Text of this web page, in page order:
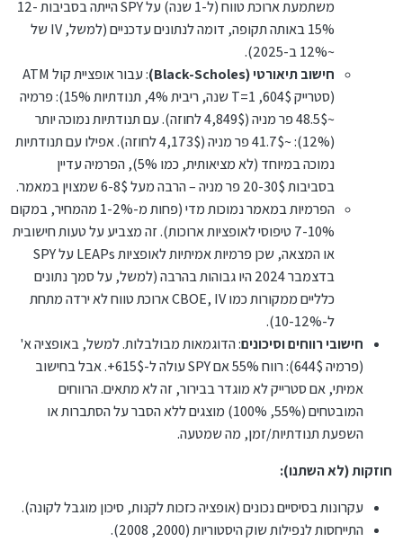
לקנות 100 מניות במחיר מסוים...] סך $644. אם אכן המניה
תעלה למחיר $615 ומעלה, הוא מרוויח 55% על ההשקעה!
אופציה ב'
אם ראובן מוכן להסתכן יותר, הוא יקנה אופציה אחרת, עליה הוא
ישלם רק $485. ואז, אם המחיר בסוף השנה יהיה $650 ומעלה,
הוא מרוויח יותר מ-100%! [אבל הסיכון גדול יותר: אם המניה
תהיה פחות מ-$640, הוא מפסיד את הכל].
אופציה ג'
ראובן גם יכול להיות שמרן יותר. הוא יכול לקנות סוג אופציה
שעליה הוא ישלם $844, ואז, אם המחיר בסוף השנה יהיה $545
ומעלה, הוא מרוויח רק 18% (נ.ב. גם זה סכום מכובד). [כאן,
הסיכון קטן יותר. כי אפילו אם מחיר המניה יירד מעט במשך
השנה, הוא לא יפסיד את הכל אלא אם המחיר יירד עד פחות
העקרון ברור. יש סיכוי עצום. וגם סיכון שיש להתחשב בו.
במשך לפחות 8 השנים שעברו, השוק במגמת עלייה, שנה אחר
מאידך, מדי כמה שנים יש נפילת שוק, כמו שהיה בשנת 2000,
וכן בשנת 2008. אין מי שיכול להבטיח מה יהיה, ואין התחייבות על
מה יקרה אם תפרוץ מלחמה בעולם או תתחדש מחלת קורונה
אציין: המספרים שנכתבו לעיל מדויקים. קשה בשלב זה להסביר
איך הגענו למספרים אלה, גם אין ענין, זה רק יסבך את מי שלא
מתמצא.
עיקר הנקודה היא ההמחשה, העקרון:
האם תרצה להרוויח 18% בסיכון נמוך למדי? ['נמוך' – כי לא
מפסידים את הכל, אלא אם יש ירידה גדולה בשוק].
או האם תרצה להרוויח 55% בסיכון סביר? ['סביר' – כי מסתבר
שהשוק יעלה עד סוף השנה, ולא יירד בכלל].
או האם תרצה רווח של 100%, אך יש גם צד סיכון גדול יותר – אם
תחזית האנליסטים לא יתממש?
או שמא תרצה חלק מן הכסף באופציה אחת, וחלק באופציה
אחרת? (תמיד מומלץ לפזר קצת, לא לשים את כל הביצים בסל
אחד)יתרונות שיש בהשקעה באופציות
לסיום, אציין. להשקעה באופציות יש יתרונות ברורים ומרובים:
משתמעת ארוכת טווח (ל-1 שנה) על SPY הייתה בסביבות 12-
15% באותה תקופה, דומה לנתונים עדכניים (למשל, IV של
~12% ב-2025).
חישוב תיאורטי (Black-Scholes)
: עבור אופציית קול ATM
(סטרייק 604$, T=1 שנה, ריבית 4%, תנודתיות 15%): פרמיה
~48.5$ פר מניה (4,849$ לחוזה). עם תנודתיות נמוכה יותר
(12%): ~41.7$ פר מניה (4,173$ לחוזה). אפילו עם תנודתיות
נמוכה במיוחד (לא מציאותית, כמו 5%), הפרמיה עדיין
בסביבות 20-30$ פר מניה – הרבה מעל 6-8$ שמצוין במאמר.
הפרמיות במאמר נמוכות מדי (פחות מ-1-2% מהמחיר, במקום
7-10% טיפוסי לאופציות ארוכות). זה מצביע על טעות חישובית
או המצאה, שכן פרמיות אמיתיות לאופציות LEAPs על SPY
בדצמבר 2024 היו גבוהות בהרבה (למשל, על סמך נתונים
כלליים ממקורות כמו CBOE, IV ארוכת טווח לא ירדה מתחת
ל-10-12%).
חישובי רווחים וסיכונים: הדוגמאות מבולבלות. למשל, באופציה א'
(פרמיה 644$): רווח 55% אם SPY עולה ל-615$+. אבל בחישוב
אמיתי, אם סטרייק לא מוגדר בבירור, זה לא מתאים. הרווחים
המובטחים (55%, 100%) מוצגים ללא הסבר על הסתברות או
השפעת תנודתיות/זמן, מה שמטעה.
חוזקות (לא השתנו):
עקרונות בסיסיים נכונים (אופציה כזכות לקנות, סיכון מוגבל לקונה).
התייחסות לנפילות שוק היסטוריות (2000, 2008).